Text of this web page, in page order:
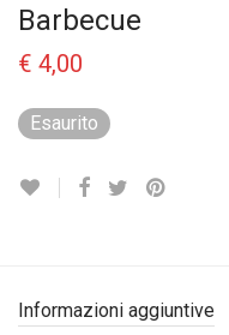
Barbecue
€ 4,00
Esaurito
Informazioni aggiuntive